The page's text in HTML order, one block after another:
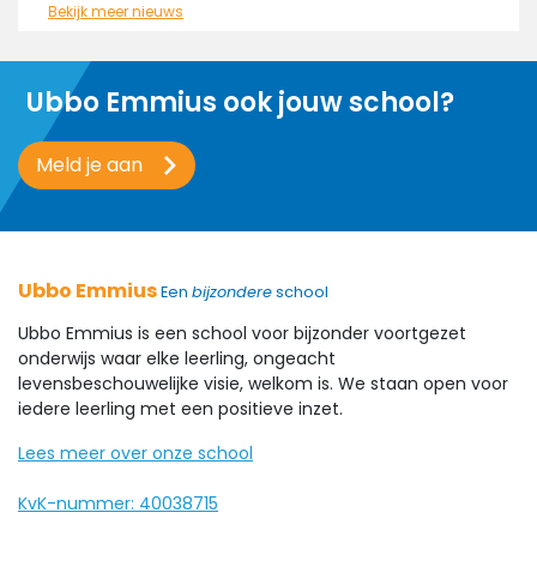
Bekijk meer nieuws
Ubbo Emmius ook jouw school?
Meld je aan
Ubbo EmmiusEen bijzondereschool
Ubbo Emmius is een school voor bijzonder voortgezet
onderwijs waar elke leerling, ongeacht
levensbeschouwelijke visie, welkom is. We staan open voor
iedere leerling met een positieve inzet.
Lees meer over onze school
KvK-nummer: 40038715